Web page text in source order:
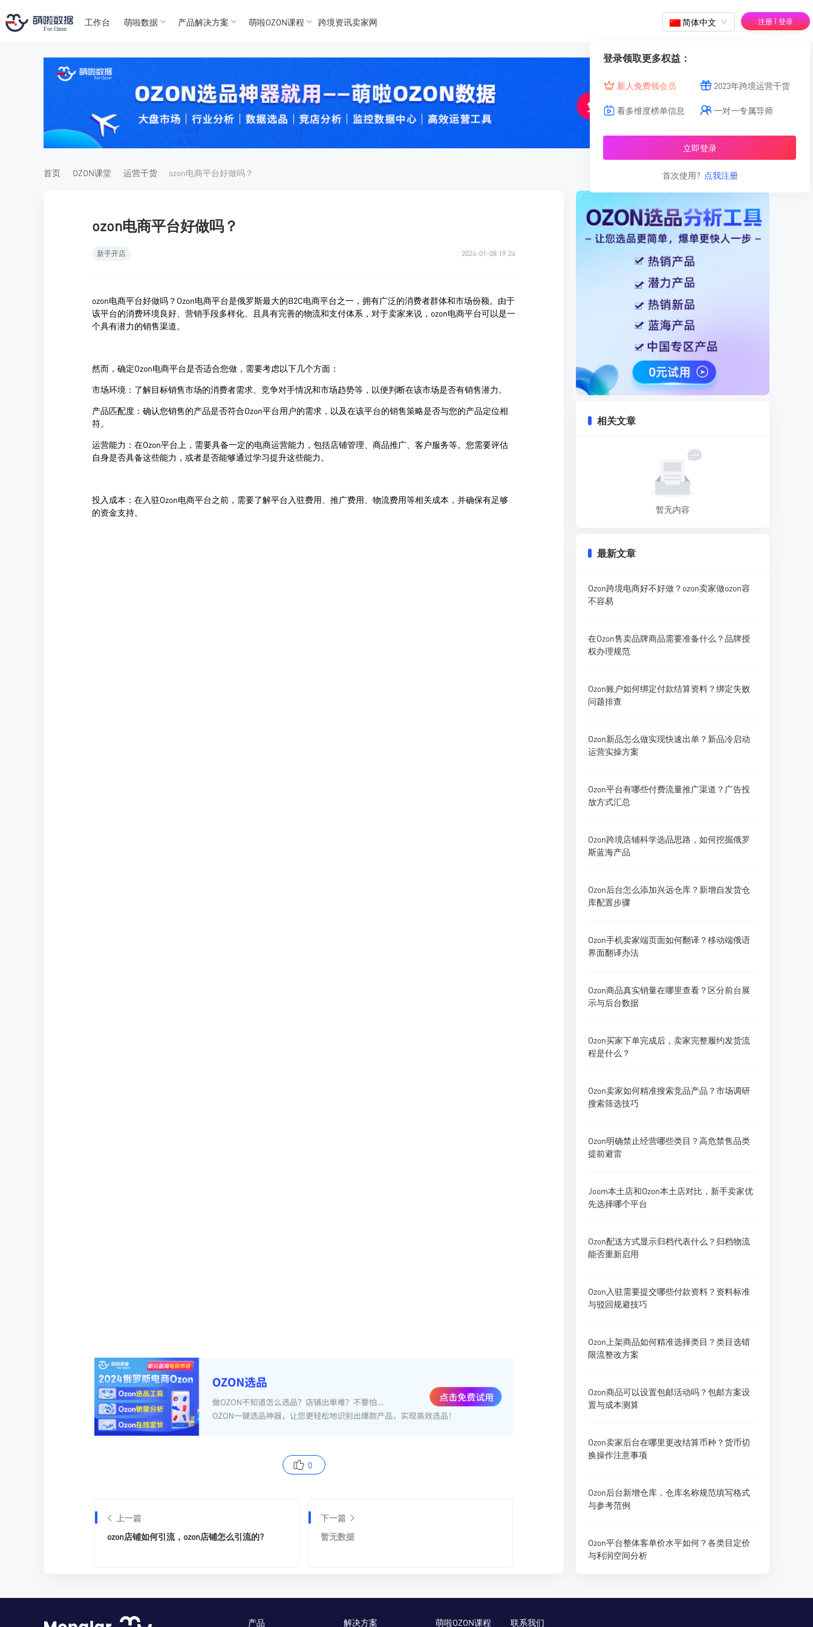
For Ozon
For OZon
TK数据
TK数据
工作台 萌啦数据 产品解决方案 萌啦OZON课程 跨境资讯卖家网 简体中文 注册 | 登录
登录领取更多权益：
新人免费领会员 2023年跨境运营干货
看多维度榜单信息 一对一专属导师
立即登录
首次使用? 点我注册
首页 OZON课堂 运营干货 ozon电商平台好做吗？
ozon电商平台好做吗？
新手开店 2024-01-08 19:24
0
上一篇
ozon店铺如何引流，ozon店铺怎么引流的?
下一篇
暂无数据
相关文章
暂无内容
最新文章
Ozon跨境电商好不好做？ozon卖家做ozon容
不容易
在Ozon售卖品牌商品需要准备什么？品牌授
权办理规范
Ozon账户如何绑定付款结算资料？绑定失败
问题排查
Ozon新品怎么做实现快速出单？新品冷启动
运营实操方案
Ozon平台有哪些付费流量推广渠道？广告投
放方式汇总
Ozon跨境店铺科学选品思路，如何挖掘俄罗
斯蓝海产品
Ozon后台怎么添加兴远仓库？新增自发货仓
库配置步骤
Ozon手机卖家端页面如何翻译？移动端俄语
界面翻译办法
Ozon商品真实销量在哪里查看？区分前台展
示与后台数据
Ozon买家下单完成后，卖家完整履约发货流
程是什么？
Ozon卖家如何精准搜索竞品产品？市场调研
搜索筛选技巧
Ozon明确禁止经营哪些类目？高危禁售品类
提前避雷
Joom本土店和Ozon本土店对比，新手卖家优
先选择哪个平台
Ozon配送方式显示归档代表什么？归档物流
能否重新启用
Ozon入驻需要提交哪些付款资料？资料标准
与驳回规避技巧
Ozon上架商品如何精准选择类目？类目选错
限流整改方案
Ozon商品可以设置包邮活动吗？包邮方案设
置与成本测算
Ozon卖家后台在哪里更改结算币种？货币切
换操作注意事项
Ozon后台新增仓库，仓库名称规范填写格式
与参考范例
Ozon平台整体客单价水平如何？各类目定价
与利润空间分析
产品 解决方案 萌啦OZON课程 联系我们